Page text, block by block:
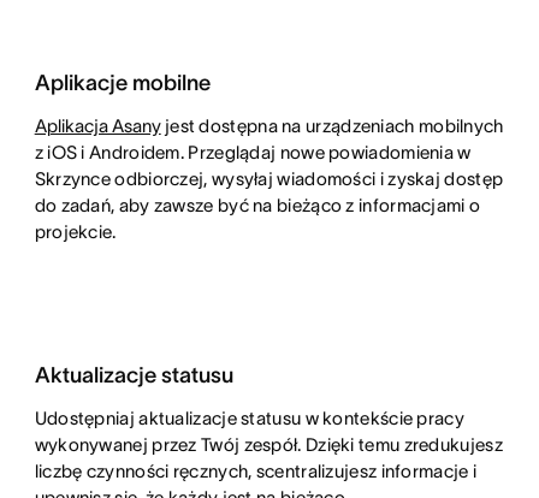
Aplikacje mobilne
Aplikacja Asanyjest dostępna na urządzeniach mobilnych
z iOS i Androidem. Przeglądaj nowe powiadomienia w
Skrzynce odbiorczej, wysyłaj wiadomości i zyskaj dostęp
do zadań, aby zawsze być na bieżąco z informacjami o
projekcie.
Aktualizacje statusu
Udostępniaj aktualizacje statusu w kontekście pracy
wykonywanej przez Twój zespół. Dzięki temu zredukujesz
liczbę czynności ręcznych, scentralizujesz informacje i